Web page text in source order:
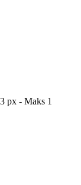
px - Maks 1